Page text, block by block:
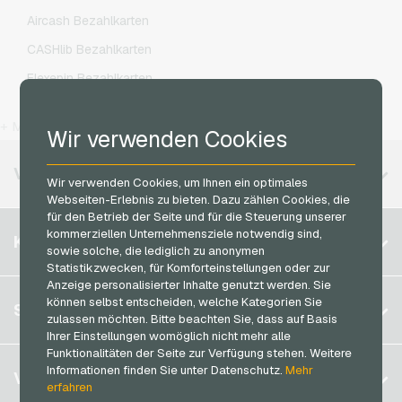
Wir verwenden Cookies
Wir verwenden Cookies, um Ihnen ein optimales
Webseiten-Erlebnis zu bieten. Dazu zählen Cookies, die
für den Betrieb der Seite und für die Steuerung unserer
kommerziellen Unternehmensziele notwendig sind,
sowie solche, die lediglich zu anonymen
Statistikzwecken, für Komforteinstellungen oder zur
Anzeige personalisierter Inhalte genutzt werden. Sie
können selbst entscheiden, welche Kategorien Sie
zulassen möchten. Bitte beachten Sie, dass auf Basis
Ihrer Einstellungen womöglich nicht mehr alle
Funktionalitäten der Seite zur Verfügung stehen. Weitere
Informationen finden Sie unter Datenschutz.Mehr
erfahren
roastmarket Geschenkkarten
Rossmann Geschenkkarten
RTL+ Geschenkkarten
Saturn Geschenkkarten
Shell Geschenkkarten
Spotify Premium Geschenkkarten
Thalia Geschenkkarten
TikTok Geschenkkarten
toom Geschenkkarten
Vodafone Handyguthaben
Aircash Bezahlkarten
CASHlib Bezahlkarten
Flexepin Bezahlkarten
MuchBetter Bezahlkarten
Neosurf Bezahlkarten
PCS Bezahlkarten
Razer Gold Bezahlkarten
Transcash Bezahlkarten
VERFÜGBARE REGIONEN
Belgien
Brasilien
Deutschland (DE)
Deutschland (EN)
Frankreich
Italien
KONTO
Registrieren
Anmelden
Mein Warenkorb
SERVICE
FAQ
VGO-SHOP